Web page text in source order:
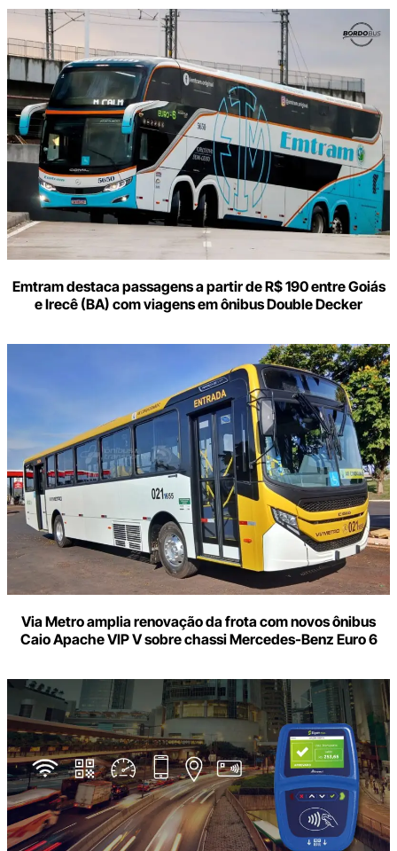
Emtram destaca passagens a partir de R$ 190 entre Goiás
e Irecê (BA) com viagens em ônibus Double Decker
Via Metro amplia renovação da frota com novos ônibus
Caio Apache VIP V sobre chassi Mercedes-Benz Euro 6
Digite
aqui
o
seu
e-
mail